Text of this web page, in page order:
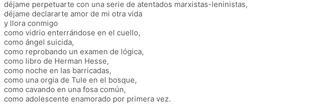
déjame perpetuarte con una serie de atentados marxistas-leninistas,
déjame declararte amor de mi otra vida
y llora conmigo
como vidrio enterrándose en el cuello,
como ángel suicida,
como reprobando un examen de lógica,
como libro de Herman Hesse,
como noche en las barricadas,
como una orgia de Tule en el bosque,
como cavando en una fosa común,
como adolescente enamorado por primera vez.